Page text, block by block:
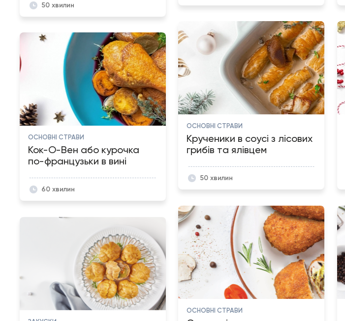
50 хвилин
ОСНОВНІ СТРАВИ
Крученики в соусі з лісових
грибів та ялівцем
50 хвилин
ОСНОВНІ СТРАВИ
Кок-О-Вен або курочка
по-французьки в вині
60 хвилин
ОСНОВНІ СТРАВИ